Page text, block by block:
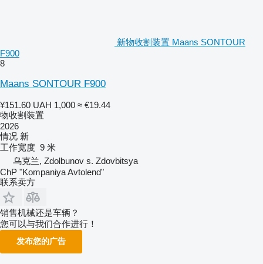
新物收割装置 Maans SONTOUR
F900
8
Maans SONTOUR F900
¥151.60 UAH 1,000 ≈ €19.44
物收割装置
2026
情况 新
工作宽度 9 米
乌克兰, Zdolbunov s. Zdovbitsya
ChP "Kompaniya Avtolend"
联系卖方
销售机械还是车辆？
您可以与我们合作进行！
发布您的广告